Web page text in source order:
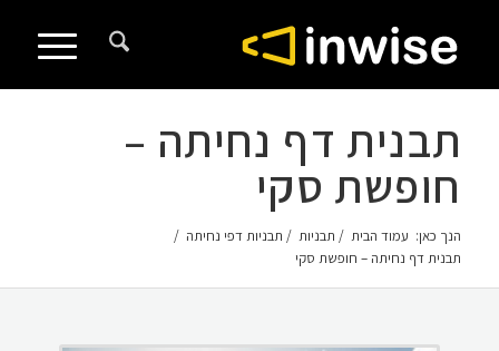
תבנית דף נחיתה –
חופשת סקי
הנך כאן: עמוד הבית / תבניות / תבניות דפי נחיתה /
תבנית דף נחיתה – חופשת סקי